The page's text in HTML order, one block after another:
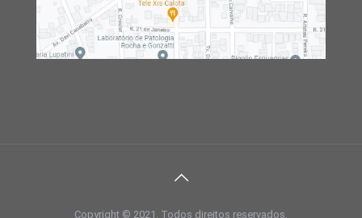
Copyright © 2021. Todos direitos reservados.